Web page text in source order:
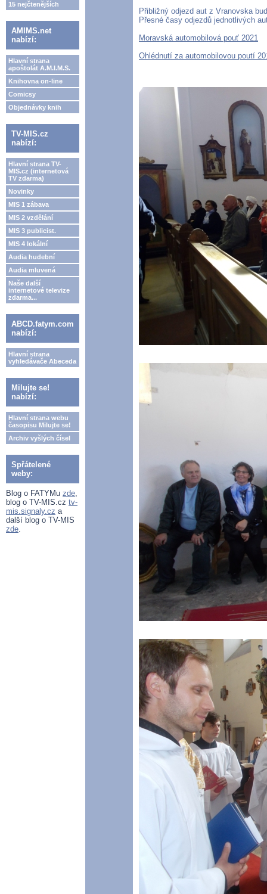
15 nejčtenějších
AMIMS.net
nabízí:
Hlavní strana
apoštolát A.M.I.M.S.
Knihovna on-line
Comicsy
Objednávky knih
TV-MIS.cz
nabízí:
Hlavní strana TV-
MIS.cz (internetová
TV zdarma)
Novinky
MIS 1 zábava
MIS 2 vzdělání
MIS 3 publicist.
MIS 4 lokální
Audia hudební
Audia mluvená
Naše další
internetové televize
zdarma...
ABCD.fatym.com
nabízí:
Hlavní strana
vyhledávače Abeceda
Milujte se!
nabízí:
Hlavní strana webu
časopisu Milujte se!
Archiv vyšlých čísel
Spřátelené
weby:
Blog o FATYMu zde,
blog o TV-MIS.cz tv-
mis.signaly.cz a
další blog o TV-MIS
zde.
Přibližný odjezd aut z Vranovska
Přesné časy odjezdů jednotlivých
Moravská automobilová pouť 2021
Ohlédnutí za automobilovou poutí